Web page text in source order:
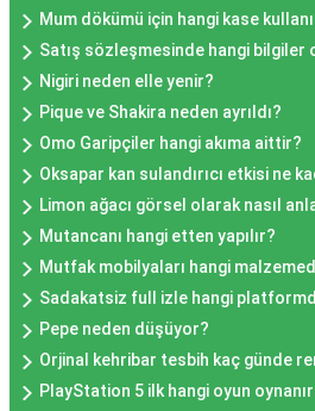
Mum dökümü için hangi kase
Satış sözleşmesinde hangi bilgiler
Nigiri neden elle yenir?
Pique ve Shakira neden ayrıldı?
Omo Garipçiler hangi akıma aittir?
Oksapar kan sulandırıcı etkisi ne
Limon ağacı görsel olarak nasıl
Mutancanı hangi etten yapılır?
Mutfak mobilyaları hangi
Sadakatsiz full izle hangi
Pepe neden düşüyor?
Orjinal kehribar tesbih kaç günde
PlayStation 5 ilk hangi oyun